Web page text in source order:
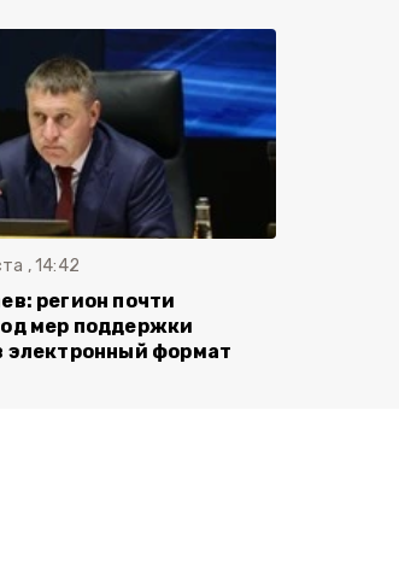
, 14:42
регион почти
мер поддержки
электронный формат